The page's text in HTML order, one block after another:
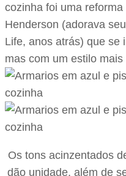
cozinha foi uma
Henderson (adorava
Life, anos atrás) que se
mas com um estilo
Os tons acinzentados
dão unidade, além de